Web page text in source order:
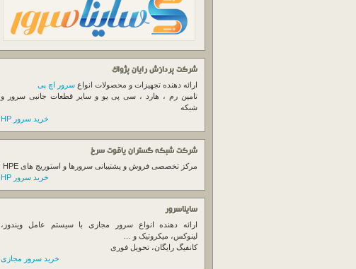
شرکت پردازش رایان پژواک
ارائه دهنده تجهیزات و محصولات انواع سرور اچ پی
تامین رم ، هارد ، سی پی یو و سایر قطعات جانبی سرور و
شبکه
خرید سرور HP
شرکت شبکه گستران یاقوت سرخ
مرکز تخصصی فروش و پشتیبانی سرورها و استوریج های HPE
خرید سرور HP
سایناسرور
ارائه دهنده انواع سرور مجازی با سیستم عامل ویندوز،
لینوکس، میکروتیک و …
کانفیگ رایگان، تحویل فوری
خرید سرور مجازی